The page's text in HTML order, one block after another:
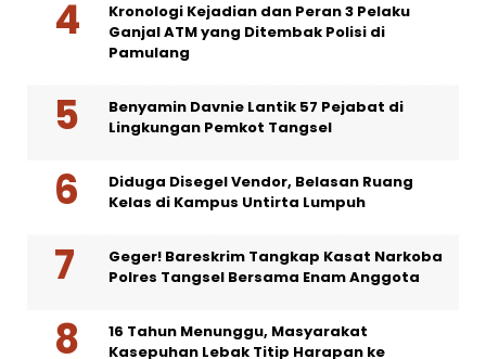
Kronologi Kejadian dan Peran 3 Pelaku
Ganjal ATM yang Ditembak Polisi di
Pamulang
Benyamin Davnie Lantik 57 Pejabat di
Lingkungan Pemkot Tangsel
Diduga Disegel Vendor, Belasan Ruang
Kelas di Kampus Untirta Lumpuh
Geger! Bareskrim Tangkap Kasat Narkoba
Polres Tangsel Bersama Enam Anggota
16 Tahun Menunggu, Masyarakat
Kasepuhan Lebak Titip Harapan ke